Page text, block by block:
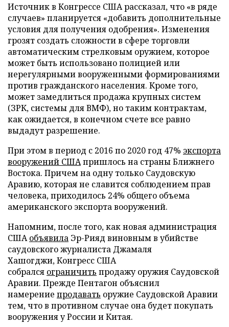
Источник в Конгрессе США рассказал, что «в ряде
случаев» планируется «добавить дополнительные
условия для получения одобрения». Изменения
грозят создать сложности в сфере торговли
автоматическим стрелковым оружием, которое
может быть использовано полицией или
нерегулярными вооруженными формированиями
против гражданского населения. Кроме того,
может замедлиться продажа крупных систем
(ЗРК, системы для ВМФ), но таким контрактам,
как ожидается, в конечном счете все равно
выдадут разрешение.
При этом в период с 2016 по 2020 год 47% экспорта
вооружений СШАпришлось на страны Ближнего
Востока. Причем на одну только Саудовскую
Аравию, которая не славится соблюдением прав
человека, приходилось 24% общего объема
американского экспорта вооружений.
Напомним, после того, как новая администрация
СШАобъявила Эр-Рияд виновным в убийстве
саудовского журналиста Джамаля
Хашогджи, Конгресс США
собрался ограничить продажу оружия Саудовской
Аравии. Прежде Пентагон объяснил
намерение продавать оружие Саудовской Аравии
тем, что в противном случае она будет покупать
вооружения у России и Китая.